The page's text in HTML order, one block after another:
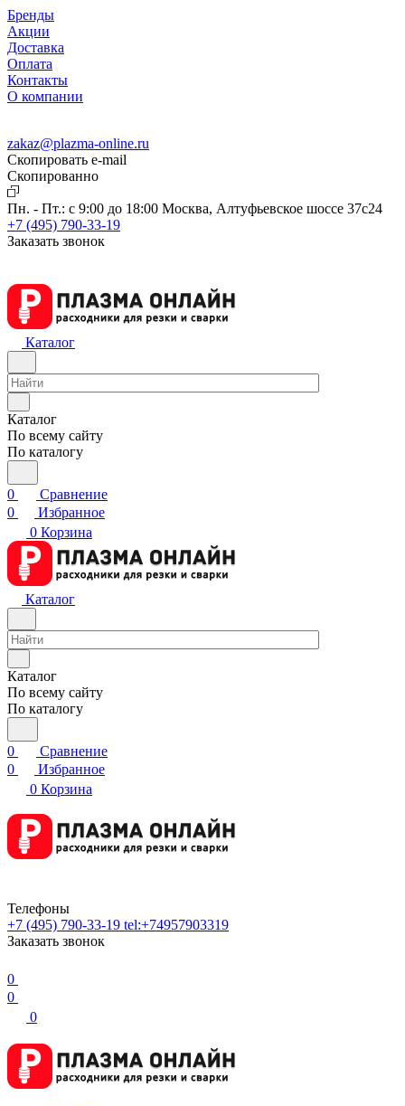
Бренды
Акции
Доставка
Оплата
Контакты
О компании
zakaz@plazma-online.ru
Скопировать e-mail
Cкопированно
Пн. - Пт.: с 9:00 до 18:00 Москва, Алтуфьевское шоссе 37с24
+7 (495) 790-33-19
Заказать звонок
Каталог
Каталог
По всему сайту
По каталогу
0
Сравнение
0
Избранное
0 Корзина
Каталог
Каталог
По всему сайту
По каталогу
0
Сравнение
0
Избранное
0 Корзина
Телефоны
+7 (495) 790-33-19 tel:+74957903319
Заказать звонок
0
0
0